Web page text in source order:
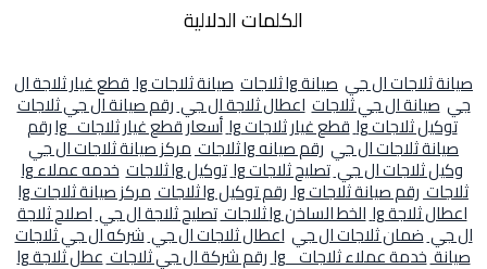
الكلمات الدلالية
صيانة ثلاجات ال جي صيانة lg ثلاجات صيانة ثلاجات lg قطع غيار ثلاجة ال
جي صيانة ال جي ثلاجات اعطال ثلاجة ال جيرقم صيانة ال جي ثلاجات
توكيل ثلاجات lg قطع غيار ثلاجات lg أسعار قطع غيار ثلاجات lg رقم
صيانة ثلاجات ال جي رقم صيانه lg ثلاجات مركز صيانة ثلاجات ال جي
وكيل ثلاجات ال جيتصليح ثلاجات lg توكيل lg ثلاجات خدمه عملاء lg
ثلاجاترقم صيانة ثلاجات lg رقم توكيل lg ثلاجات مركز صيانة ثلاجات lg
اعطال ثلاجة lg الخط الساخن lg ثلاجات تصليح ثلاجة ال جياصلاح ثلاجة
ال جيضمان ثلاجات ال جي اعطال ثلاجات ال جيشركه ال جي ثلاجات
صيانةخدمة عملاء ثلاجات lg رقم شركة ال جي ثلاجاتعطل ثلاجة lg